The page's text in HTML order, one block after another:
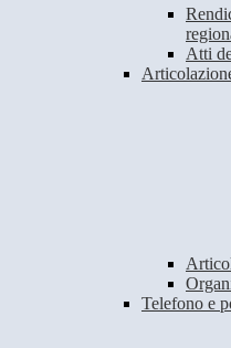
Atti
Telefono e